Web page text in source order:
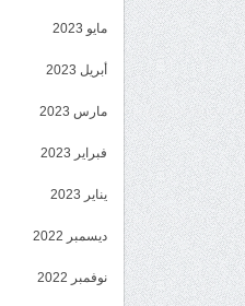
مايو 2023
أبريل 2023
مارس 2023
فبراير 2023
يناير 2023
ديسمبر 2022
نوفمبر 2022